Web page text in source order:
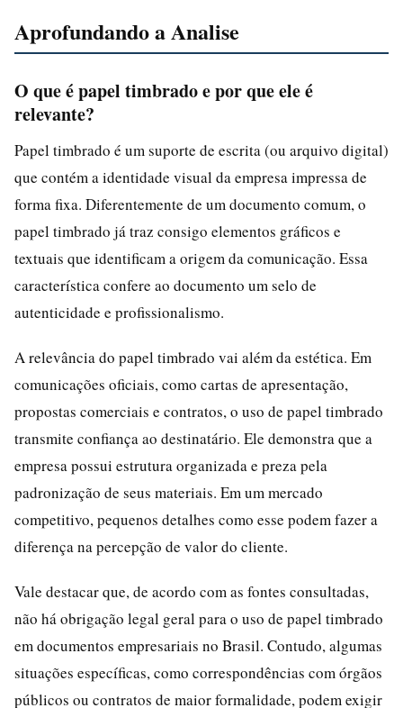
Aprofundando a Analise
O que é papel timbrado e por que ele é
relevante?
Papel timbrado é um suporte de escrita (ou arquivo digital)
que contém a identidade visual da empresa impressa de
forma fixa. Diferentemente de um documento comum, o
papel timbrado já traz consigo elementos gráficos e
textuais que identificam a origem da comunicação. Essa
característica confere ao documento um selo de
autenticidade e profissionalismo.
A relevância do papel timbrado vai além da estética. Em
comunicações oficiais, como cartas de apresentação,
propostas comerciais e contratos, o uso de papel timbrado
transmite confiança ao destinatário. Ele demonstra que a
empresa possui estrutura organizada e preza pela
padronização de seus materiais. Em um mercado
competitivo, pequenos detalhes como esse podem fazer a
diferença na percepção de valor do cliente.
Vale destacar que, de acordo com as fontes consultadas,
não há obrigação legal geral para o uso de papel timbrado
em documentos empresariais no Brasil. Contudo, algumas
situações específicas, como correspondências com órgãos
públicos ou contratos de maior formalidade, podem exigir